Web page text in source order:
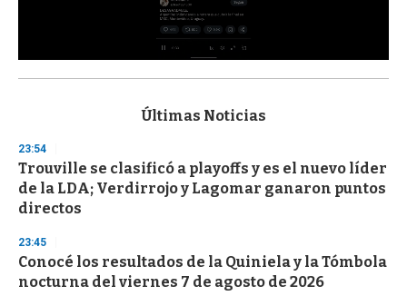
s
d
s
o
f
3
s
e
c
o
Últimas Noticias
23:54
Trouville se clasificó a playoffs y es el nuevo líder
de la LDA; Verdirrojo y Lagomar ganaron puntos
directos
23:45
Conocé los resultados de la Quiniela y la Tómbola
nocturna del viernes 7 de agosto de 2026